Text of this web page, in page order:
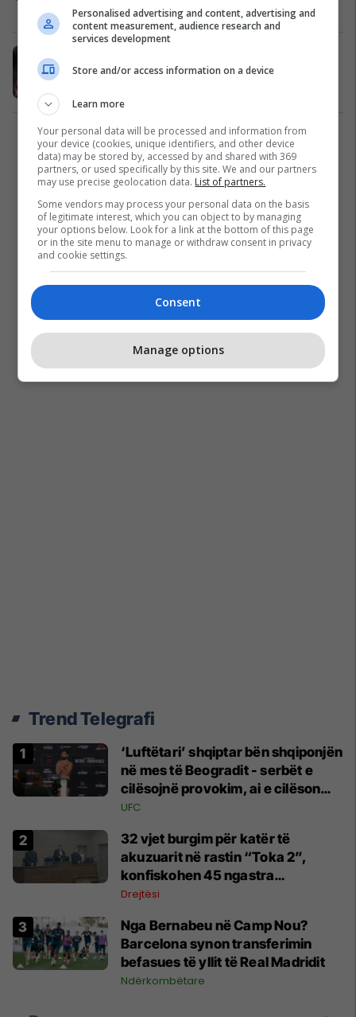
Premier League 27/10/2019
Zaha largimin drejt Arsenalit
1
Trend Telegrafi
‘Luftëtari’ shqiptar bën shqiponjën
në mes të Beogradit - serbët e
cilësojnë provokim, ai e cilëson
simbol të identitetit
UFC
32 vjet burgim për katër të
akuzuarit në rastin “Toka 2”,
konfiskohen 45 ngastra
kadastrale
Drejtësi
Nga Bernabeu në Camp Nou?
Barcelona synon transferimin
befasues të yllit të Real Madridit
Ndërkombëtare
Personalised advertising and content, advertising and
content measurement, audience research and
services development
Store and/or access information on a device
Learn more
Your personal data will be processed and information from
your device (cookies, unique identifiers, and other device
data) may be stored by, accessed by and shared with 369
partners, or used specifically by this site. We and our partners
may use precise geolocation data. List of partners.
Some vendors may process your personal data on the basis
of legitimate interest, which you can object to by managing
your options below. Look for a link at the bottom of this page
or in the site menu to manage or withdraw consent in privacy
and cookie settings.
Consent
Manage options